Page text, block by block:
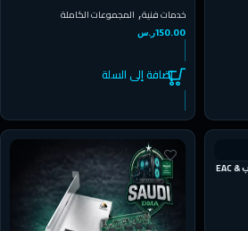
خدمات فنية, المجموعات الكاملة
150.00ر.س
إضافة إلى السلة
فيرموير اشتراك شهري – جميع ألعاب EAC &